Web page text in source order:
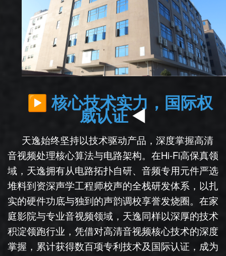
▶ 核心技术实力，国际权
威认证◄
天逸始终坚持以技术驱动产品，深度掌握高清
音视频处理核心算法与电路架构。在Hi-Fi高保真领
域，天逸拥有从电路拓扑自研、音频专用元件严选
堆料到资深声学工程师校声的全栈研发体系，以扎
实的硬件功底与独到的声韵调校享誉发烧圈。在家
庭影院与专业音视频领域，天逸同样以深厚的技术
积淀领跑行业，凭借对高清音视频核心技术的深度
掌握，累计获得数百项专利技术及国际认证，成为